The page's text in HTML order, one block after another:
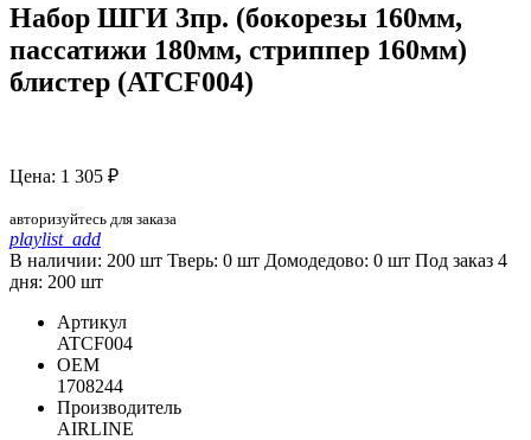
Набор ШГИ 3пр. (бокорезы 160мм,
пассатижи 180мм, стриппер 160мм)
блистер (ATCF004)
Цена: 1 305 ₽
авторизуйтесь для заказа
playlist_add
В наличии: 200 шт Тверь: 0 шт Домодедово: 0 шт Под заказ 4
дня: 200 шт
Артикул
ATCF004
ОЕМ
1708244
Производитель
AIRLINE